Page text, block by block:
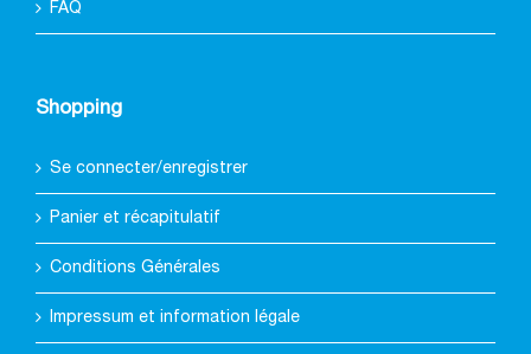
FAQ
Shopping
Se connecter/enregistrer
Panier et récapitulatif
Conditions Générales
Impressum et information légale